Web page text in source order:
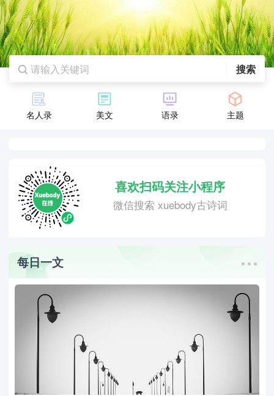
搜索
名人录 美文 语录 主题
喜欢扫码关注小程序
微信搜索 xuebody古诗词
每日一文